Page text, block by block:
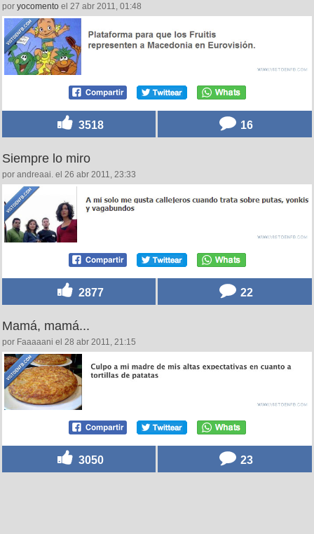
por yocomento el 27 abr 2011, 01:48
3518 16
Siempre lo miro
por andreaai. el 26 abr 2011, 23:33
2877 22
Mamá, mamá...
por Faaaaani el 28 abr 2011, 21:15
3050 23